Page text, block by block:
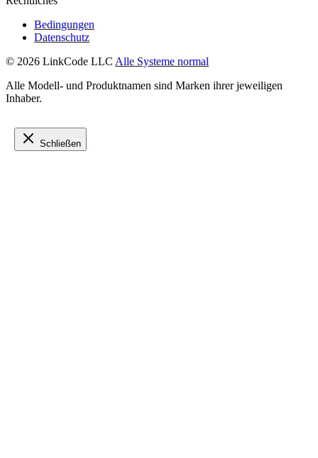
Bedingungen
Datenschutz
© 2026 LinkCode LLC Alle Systeme normal
Alle Modell- und Produktnamen sind Marken ihrer jeweiligen
Inhaber.
Schließen